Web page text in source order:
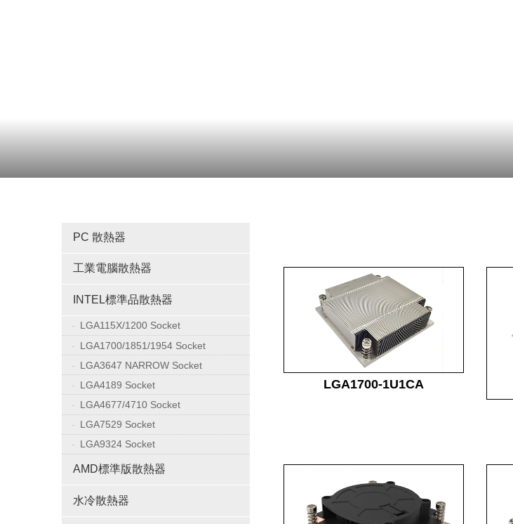
PC 散熱器
工業電腦散熱器
INTEL標準品散熱器
LGA115X/1200 Socket
LGA1700/1851/1954 Socket
LGA3647 NARROW Socket
LGA4189 Socket
LGA4677/4710 Socket
LGA7529 Socket
LGA9324 Socket
AMD標準版散熱器
水冷散熱器
LGA1700-1U1CA